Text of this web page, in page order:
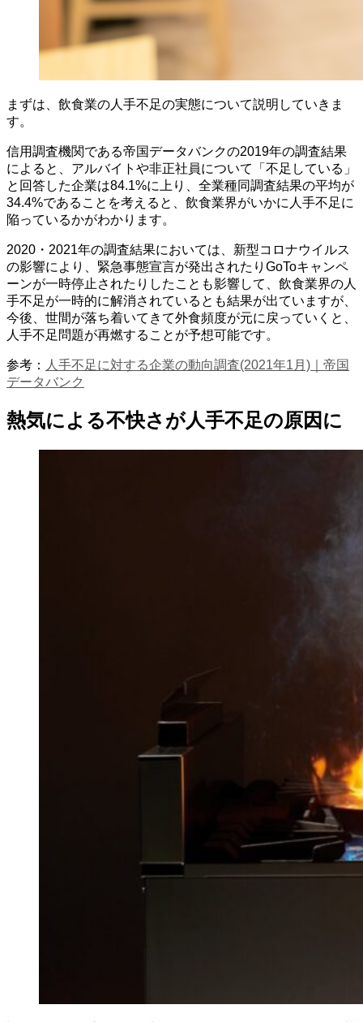
まずは、飲食業の人手不足の実態について説明していきま
す。
信用調査機関である帝国データバンクの2019年の調査結果
によると、アルバイトや非正社員について「不足している」
と回答した企業は84.1%に上り、全業種同調査結果の平均が
34.4%であることを考えると、飲食業界がいかに人手不足に
陥っているかがわかります。
2020・2021年の調査結果においては、新型コロナウイルス
の影響により、緊急事態宣言が発出されたりGoToキャンペ
ーンが一時停止されたりしたことも影響して、飲食業界の人
手不足が一時的に解消されているとも結果が出ていますが、
今後、世間が落ち着いてきて外食頻度が元に戻っていくと、
人手不足問題が再燃することが予想可能です。
参考：
人手不足に対する企業の動向調査(2021年1月)｜帝国
データバンク
熱気による不快さが人手不足の原因に